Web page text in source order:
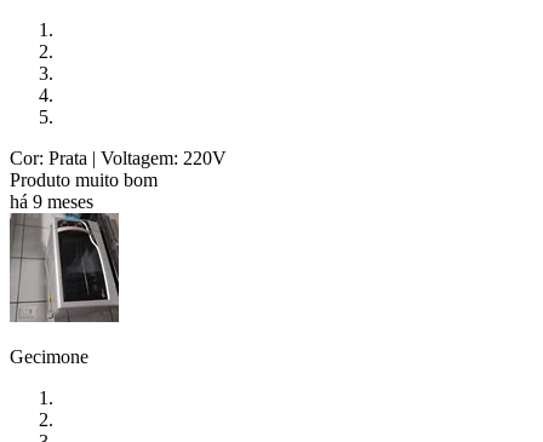
Cor: Prata | Voltagem: 220V
Produto muito bom
há 9 meses
Gecimone